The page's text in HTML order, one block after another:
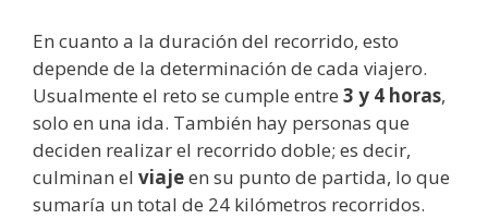
En cuanto a la duración del recorrido, esto
depende de la determinación de cada viajero.
Usualmente el reto se cumple entre 3 y 4 horas,
solo en una ida. También hay personas que
deciden realizar el recorrido doble; es decir,
culminan el viajeen su punto de partida, lo que
sumaría un total de 24 kilómetros recorridos.